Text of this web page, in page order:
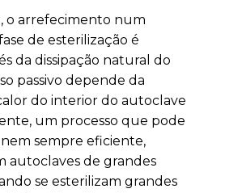
o arrefecimento num
de esterilização é
da dissipação natural do
passivo depende da
do interior do autoclave
um processo que pode
sempre eficiente,
autoclaves de grandes
se esterilizam grandes